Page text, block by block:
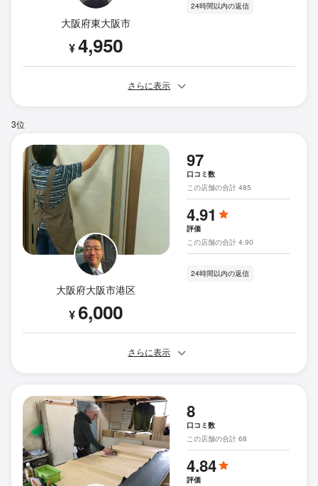
大阪府東大阪市
¥4,950
24時間以内の返信
さらに表示
3位
大阪府大阪市港区
¥6,000
97
口コミ数
この店舗の合計 485
4.91
評価
この店舗の合計 4.90
24時間以内の返信
さらに表示
8
口コミ数
この店舗の合計 68
4.84
評価